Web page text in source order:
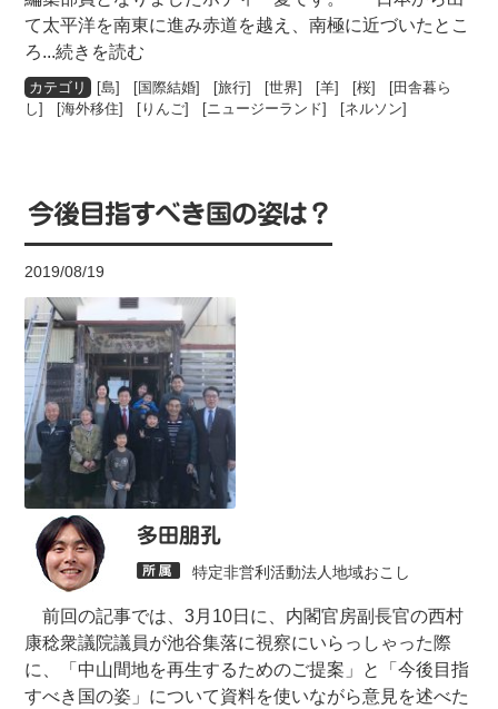
て太平洋を南東に進み赤道を越え、南極に近づいたとこ
ろ...続きを読む
[島] [国際結婚] [旅行] [世界] [羊] [桜] [田舎暮ら
し] [海外移住] [りんご] [ニュージーランド] [ネルソン]
今後目指すべき国の姿は？
2019/08/19
多田朋孔
特定非営利活動法人地域おこし
前回の記事では、3月10日に、内閣官房副長官の西村
康稔衆議院議員が池谷集落に視察にいらっしゃった際
に、「中山間地を再生するためのご提案」と「今後目指
すべき国の姿」について資料を使いながら意見を述べた